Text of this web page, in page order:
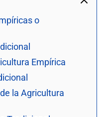
o
Empírica
la Agricultura